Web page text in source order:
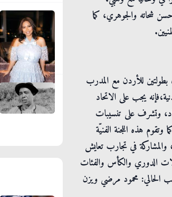
شحاته والجوهري، كما
العربية في لبنان 1997 وفي الأردن عام 1999، وهما أول بطولتين للأردن مع المدرب
يجب على الاتحاد
وتشرف على تنسيبات
وتقوم هذه اللجنة الفنيّة
والمشاركة في تجارب تعايش
الدوري والكأس والفئات
الحالي: محمود مرضي ويزن